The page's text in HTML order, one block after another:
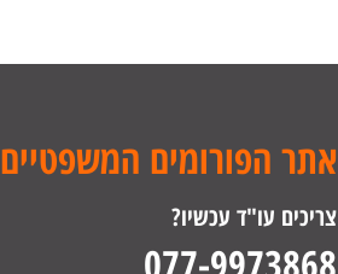
אתר הפורומים המשפטיים
צריכים עו"ד עכשיו?